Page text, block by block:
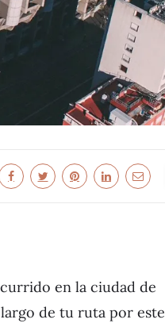
en la ciudad de
de tu ruta por este